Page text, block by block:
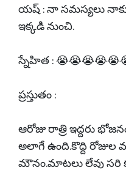
యష్ : నా సమస్యలు
ఇక్కడి నుంచి.
స్నేహిత :
ప్రస్తుతం :
ఆరోజు రాత్రి ఇద్దరు
అలాగే ఉంది.కొద్ది రోజుల
మౌనం.మాటలు లేవు సరి